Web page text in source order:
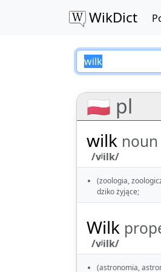
WikDict
wilk –
🇵🇱 pl
wilk noun
/vʲilk/
(zoologia,
dziko żyjące;
Wilk
/vʲilk/
(astronomia,